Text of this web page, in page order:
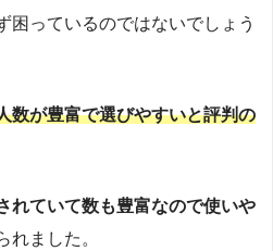
困っているのではないでしょう
数が豊富で選びやすいと評判の
れていて数も豊富なので使いや
れました。